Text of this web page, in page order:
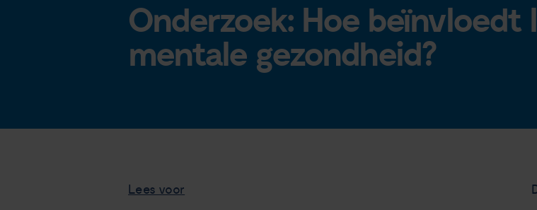
Onderzoek: Hoe beïnvloedt
mentale gezondheid?
Lees voor